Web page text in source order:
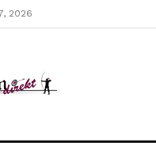
2026